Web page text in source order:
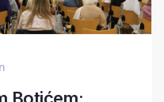
Botićem: